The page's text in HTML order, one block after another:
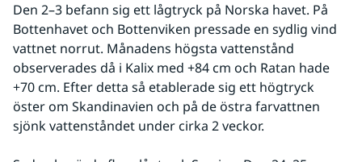
Den 2–3 befann sig ett lågtryck på Norska havet. På
Bottenhavet och Bottenviken pressade en sydlig vind
vattnet norrut. Månadens högsta vattenstånd
observerades då i Kalix med +84 cm och Ratan hade
+70 cm. Efter detta så etablerade sig ett högtryck
öster om Skandinavien och på de östra farvattnen
sjönk vattenståndet under cirka 2 veckor.